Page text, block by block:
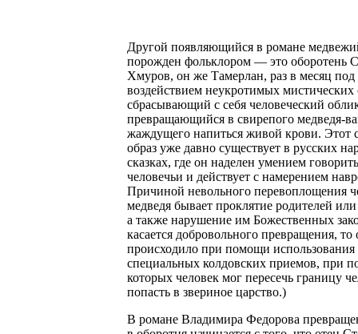
Другой появляющийся в романе
порожден фольклором — это оборотень
Хмуров, он же Тамерлан, раз в месяц под
воздействием неукротимых мистических
сбрасывающий с себя человеческий
превращающийся в свирепого медведя-
жаждущего напиться живой крови. Этот
образ уже давно существует в русских
сказках, где он наделен умением
человечьи и действует с намерением
Причиной невольного перевоплощения
медведя бывает проклятие родителей
а также нарушение им Божественных
касается добровольного превращения, то
происходило при помощи использования
специальных колдовских приемов, при
которых человек мог пересечь границу
попасть в звериное царство.)
В романе Владимира Федорова